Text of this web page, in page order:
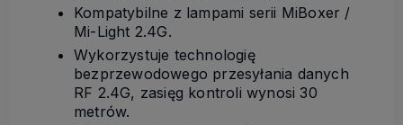
Kompatybilne z lampami serii MiBoxer /
Mi-Light 2.4G.
Wykorzystuje technologię
bezprzewodowego przesyłania danych
RF 2.4G, zasięg kontroli wynosi 30
metrów.